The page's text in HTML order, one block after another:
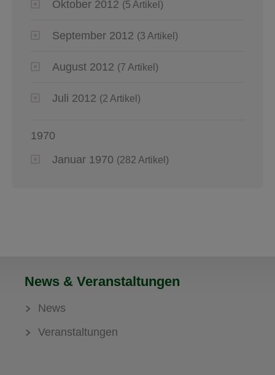
Oktober 2012 (5 Artikel)
September 2012 (3 Artikel)
August 2012 (7 Artikel)
Juli 2012 (2 Artikel)
1970
Januar 1970 (282 Artikel)
News & Veranstaltungen
News
Veranstaltungen